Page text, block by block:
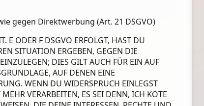
gegen Direktwerbung (Art. 21 DSGVO)
E ODER F DSGVO ERFOLGT, HAST DU
SITUATION ERGEBEN, GEGEN DIE
DIES GILT AUCH FÜR EIN AUF
AUF DENEN EINE
WENN DU WIDERSPRUCH EINLEGST
VERARBEITEN, ES SEI DENN, ICH KÖTE